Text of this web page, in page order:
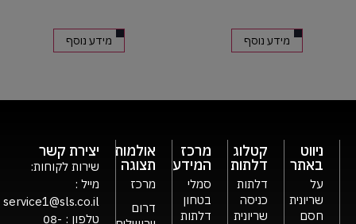
מידע נוסף מידע נוסף
ניווט
באתר
על
שריונית
חסם
קטלוג
דלתות
דלתות
כניסה
שריונית
מרכז
המידע
סמלי
בטחון
דלתות
אולמות
תצוגה
מרכז
דרום
יצירת קשר
שירות לקוחות:
מייל :
service1@sls.co.il
טלפון : 08-